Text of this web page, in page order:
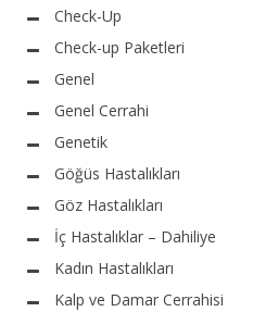
Check-Up
Check-up Paketleri
Genel
Genel Cerrahi
Genetik
Göğüs Hastalıkları
Göz Hastalıkları
İç Hastalıklar – Dahiliye
Kadın Hastalıkları
Kalp ve Damar Cerrahisi